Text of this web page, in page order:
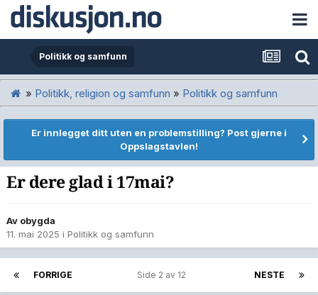
Politikk og samfunn
» Politikk, religion og samfunn » Politikk og samfunn
Er innlegget ditt uten en problemstilling? Post gjerne i
Oppslagstavlen!
Er dere glad i 17mai?
Av obygda
11. mai 2025 i Politikk og samfunn
FORRIGE NESTE
Side 2 av 12